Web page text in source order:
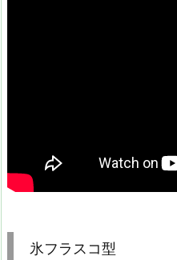
氷フラスコ型